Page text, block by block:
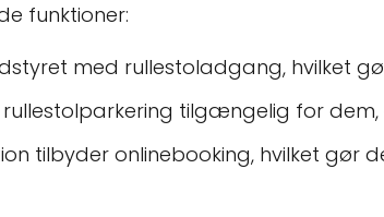
funktioner:
med rullestoladgang, hvilket
rullestolparkering tilgængelig for
tilbyder onlinebooking, hvilket gør